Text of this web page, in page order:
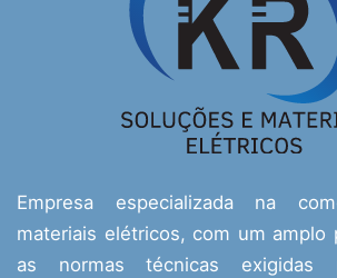
Empresa especializada na
materiais elétricos, com um amplo
as normas técnicas